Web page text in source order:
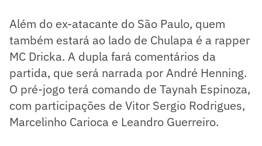
Além do ex-atacante do São Paulo, quem
também estará ao lado de Chulapa é a rapper
MC Dricka. A dupla fará comentários da
partida, que será narrada por André Henning.
O pré-jogo terá comando de Taynah Espinoza,
com participações de Vitor Sergio Rodrigues,
Marcelinho Carioca e Leandro Guerreiro.